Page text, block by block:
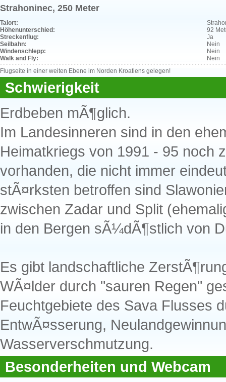
Strahoninec, 250 Meter
Talort:
Höhenunterschied:
92
Streckenflug:
Ja
Seilbahn:
Nein
Windenschlepp:
Nein
Walk and Fly:
Nein
Flugseite in einer weiten Ebene im Norden Kroatiens gelegen!
Schwierigkeit
Erdbeben mÃ¶glich.
Im Landesinneren sind in den
Heimatkriegs von 1991 - 95 noch
vorhanden, die nicht immer
stÃ¤rksten betroffen sind
zwischen Zadar und Split
in den Bergen sÃ¼dÃ¶stlich von
Es gibt landschaftliche
WÃ¤lder durch "sauren Regen"
Feuchtgebiete des Sava Flusses
EntwÃ¤sserung,
Wasserverschmutzung.
Besonderheiten und Webcam